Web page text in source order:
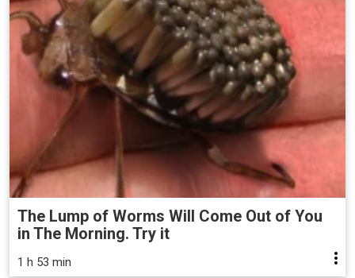
The Lump of Worms Will Come Out of You
in The Morning. Try it
1 h 53 min